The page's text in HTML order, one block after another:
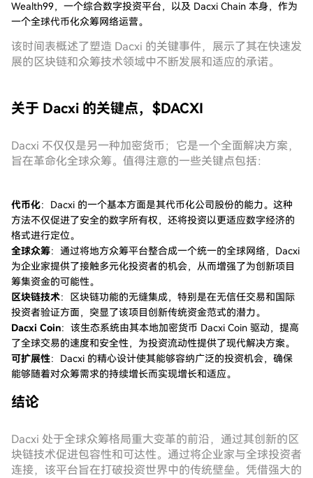
Wealth99，一个综合数字投资平台，以及 Dacxi Chain 本身，作为
一个全球代币化众筹网络运营。
该时间表概述了塑造 Dacxi 的关键事件，展示了其在快速发
展的区块链和众筹技术领域中不断发展和适应的承诺。
关于 Dacxi 的关键点，$DACXI
Dacxi 不仅仅是另一种加密货币；它是一个全面解决方案，
旨在革命化全球众筹。值得注意的一些关键点包括：
代币化：Dacxi 的一个基本方面是其代币化公司股份的能力。这种
方法不仅促进了安全的数字所有权，还将投资以更适应数字经济的
格式进行定位。
全球众筹：通过将地方众筹平台整合成一个统一的全球网络，Dacxi
为企业家提供了接触多元化投资者的机会，从而增强了为创新项目
筹集资金的可能性。
区块链技术：区块链功能的无缝集成，特别是在无信任交易和国际
投资者验证方面，突显了该项目创新传统资金范式的潜力。
Dacxi Coin：该生态系统由其本地加密货币 Dacxi Coin 驱动，提高
了全球交易的速度和安全性，为投资流动性提供了现代解决方案。
可扩展性：Dacxi 的精心设计使其能够容纳广泛的投资机会，确保
能够随着对众筹需求的持续增长而实现增长和适应。
结论
Dacxi 处于全球众筹格局重大变革的前沿，通过其创新的区
块链技术促进包容性和可达性。通过将企业家与全球投资者
连接，该平台旨在打破投资世界中的传统壁垒。凭借强大的